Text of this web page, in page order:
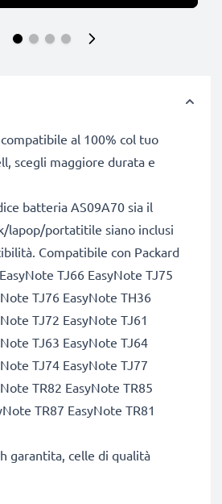
al 100% col tuo
scegli maggiore durata e
batteria AS09A70 sia il
lapop/portatitile siano inclusi
Compatibile con Packard
TJ66 EasyNote TJ75
TJ76 EasyNote TH36
TJ72 EasyNote TJ61
TJ63 EasyNote TJ64
TJ74 EasyNote TJ77
TR82 EasyNote TR85
TR87 EasyNote TR81
garantita, celle di qualità